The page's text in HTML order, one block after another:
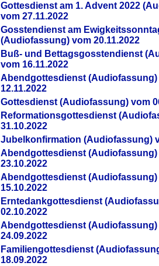
Gottesdienst am 1. Advent 2022
vom 27.11.2022
Gosstendienst am
(Audiofassung) vom 20.11.2022
Buß- und Bettagsgosstendienst
vom 16.11.2022
Abendgottesdienst (Audiofassung)
12.11.2022
Gottesdienst (Audiofassung) vom
Reformationsgottesdienst
31.10.2022
Jubelkonfirmation (Audiofassung)
Abendgottesdienst (Audiofassung)
23.10.2022
Abendgottesdienst (Audiofassung)
15.10.2022
Erntedankgottesdienst
02.10.2022
Abendgottesdienst (Audiofassung)
24.09.2022
Familiengottesdienst
18.09.2022